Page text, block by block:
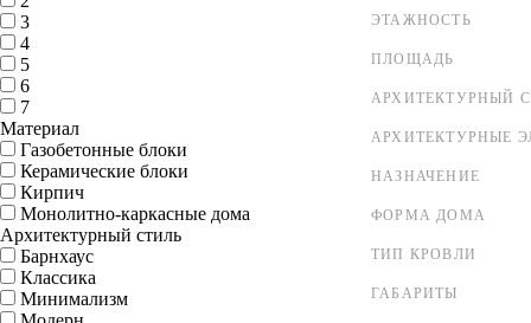
ЭТАЖНОСТЬ
ПЛОЩАДЬ
АРХИТЕКТУРНЫЙ
АРХИТЕКТУРНЫЕ
НАЗНАЧЕНИЕ
ФОРМА ДОМА
ТИП КРОВЛИ
ГАБАРИТЫ
3
4
5
6
7
Материал
Газобетонные блоки
Керамические блоки
Кирпич
Монолитно-каркасные дома
Архитектурный стиль
Барнхаус
Классика
Минимализм